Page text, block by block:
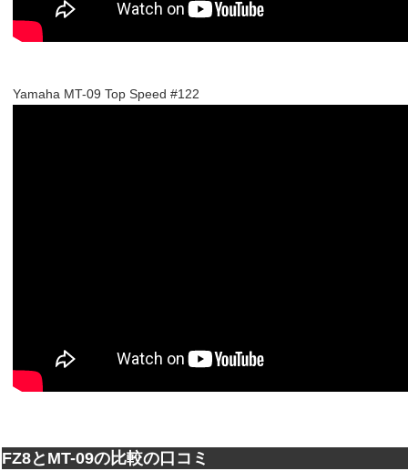
Yamaha MT-09 Top Speed #122
FZ8とMT-09の比較の口コミ